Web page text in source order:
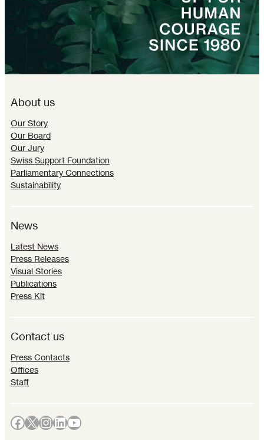
About us
Our Story
Our Board
Our Jury
Swiss Support Foundation
Parliamentary Connections
Sustainability
News
Latest News
Press Releases
Visual Stories
Publications
Press Kit
Contact us
Press Contacts
Offices
Staff
Facebook X InstagramLinkedIn YouTube